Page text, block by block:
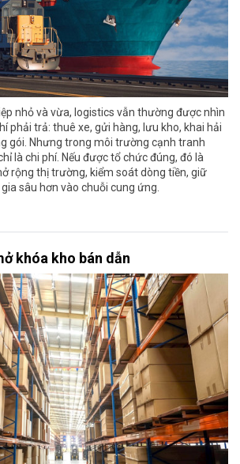
nhỏ và vừa, logistics vẫn thường được nhìn
phải trả: thuê xe, gửi hàng, lưu kho, khai hải
gói. Nhưng trong môi trường cạnh tranh
là chi phí. Nếu được tổ chức đúng, đó là
rộng thị trường, kiểm soát dòng tiền, giữ
sâu hơn vào chuỗi cung ứng.
khóa kho bán dẫn